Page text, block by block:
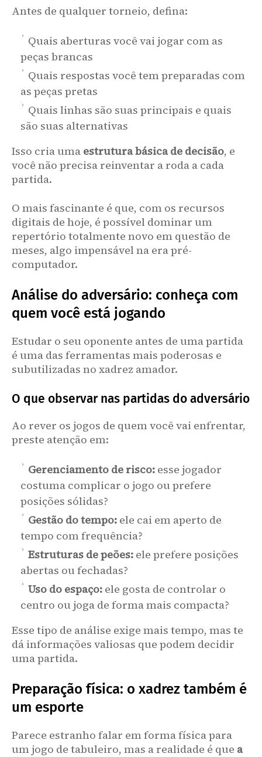
Antes de qualquer torneio, defina:
Quais aberturas você vai jogar com as
peças brancas
Quais respostas você tem preparadas com
as peças pretas
Quais linhas são suas principais e quais
são suas alternativas
Isso cria uma estrutura básica de decisão, e
você não precisa reinventar a roda a cada
partida.
O mais fascinante é que, com os recursos
digitais de hoje, é possível dominar um
repertório totalmente novo em questão de
meses, algo impensável na era pré-
computador.
Análise do adversário: conheça com
quem você está jogando
Estudar o seu oponente antes de uma partida
é uma das ferramentas mais poderosas e
subutilizadas no xadrez amador.
O que observar nas partidas do adversário
Ao rever os jogos de quem você vai enfrentar,
preste atenção em:
Gerenciamento de risco: esse jogador
costuma complicar o jogo ou prefere
posições sólidas?
Gestão do tempo: ele cai em aperto de
tempo com frequência?
Estruturas de peões: ele prefere posições
abertas ou fechadas?
Uso do espaço: ele gosta de controlar o
centro ou joga de forma mais compacta?
Esse tipo de análise exige mais tempo, mas te
dá informações valiosas que podem decidir
uma partida.
Preparação física: o xadrez também é
um esporte
Parece estranho falar em forma física para
um jogo de tabuleiro, mas a realidade é que a